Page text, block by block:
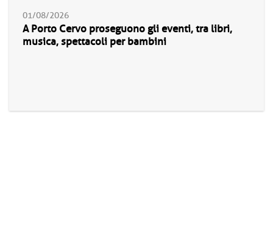
01/08/2026
A Porto Cervo proseguono gli eventi, tra libri,
musica, spettacoli per bambini